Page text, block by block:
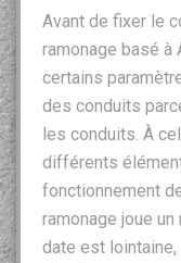
Avant de fixer le
ramonage basé à
certains
des conduits
les conduits. À
différents
fonctionnement
ramonage joue
date est